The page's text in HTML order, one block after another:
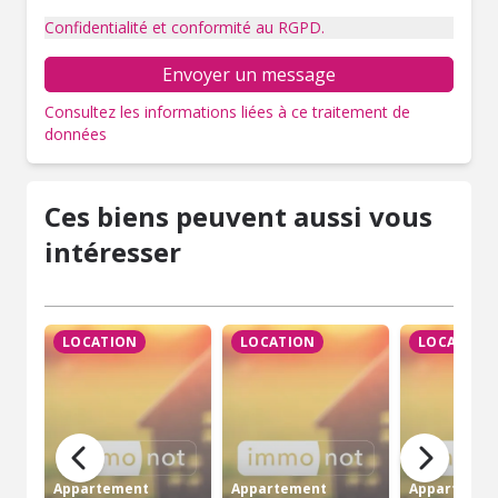
Confidentialité et conformité au RGPD.
Envoyer un message
Consultez les informations liées à ce traitement de
données
Ces biens peuvent aussi vous
intéresser
LOCATION
Appartement
LOCATION
Appartement
LOCATION